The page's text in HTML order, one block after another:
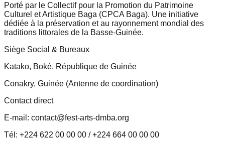
Porté par le Collectif pour la Promotion du Patrimoine
Culturel et Artistique Baga (CPCA Baga). Une initiative
dédiée à la préservation et au rayonnement mondial des
traditions littorales de la Basse-Guinée.
Siège Social & Bureaux
Katako, Boké, République de Guinée
Conakry, Guinée (Antenne de coordination)
Contact direct
E-mail: contact@fest-arts-dmba.org
Tél: +224 622 00 00 00 / +224 664 00 00 00